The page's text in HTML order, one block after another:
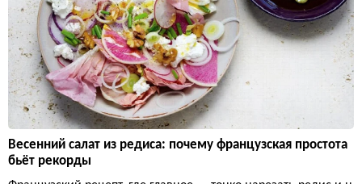
Весенний салат из редиса: почему французская простота
бьёт рекорды